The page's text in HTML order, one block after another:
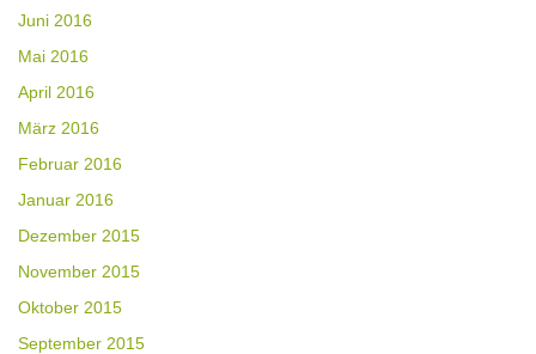
Juni 2016
Mai 2016
April 2016
März 2016
Februar 2016
Januar 2016
Dezember 2015
November 2015
Oktober 2015
September 2015